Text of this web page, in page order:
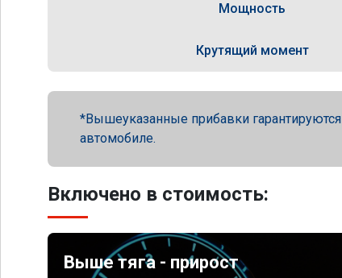
Мощность
Крутящий момент
Вышеуказанные прибавки
автомобиле.
Включено в стоимость:
Выше тяга - прирост